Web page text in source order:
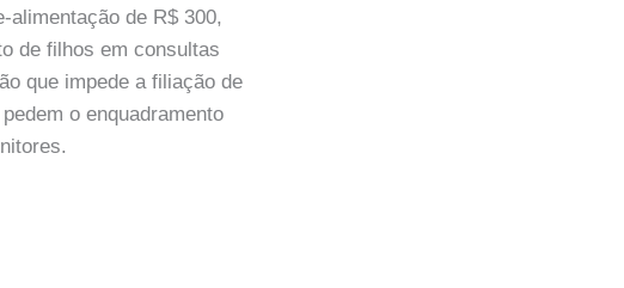
de R$ 300,
de filhos em consultas
que impede a filiação de
o enquadramento